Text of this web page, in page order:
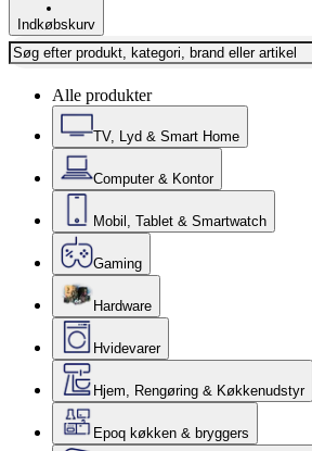
Indkøbskurv
Alle produkter
TV, Lyd & Smart Home
Computer & Kontor
Mobil, Tablet & Smartwatch
Gaming
Hardware
Hvidevarer
Hjem, Rengøring & Køkkenudstyr
Epoq køkken & bryggers